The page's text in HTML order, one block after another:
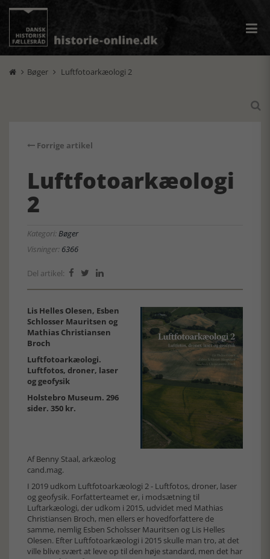
 Bøger  Luftfotoarkæologi 2

Forrige artikel
Luftfotoarkæologi
2
Kategori:Bøger
Visninger: 6366
Del artikel:   
Lis Helles Olesen, Esben
Schlosser Mauritsen og
Mathias Christiansen
Broch
Luftfotoarkæologi.
Luftfotos, droner, laser
og geofysik
Holstebro Museum. 296
sider. 350 kr.
Af Benny Staal, arkæolog
cand.mag.
I 2019 udkom Luftfotoarkæologi 2 - Luftfotos, droner, laser
og geofysik. Forfatterteamet er, i modsætning til
Luftarkæologi, der udkom i 2015, udvidet med Mathias
Christiansen Broch, men ellers er hovedforfattere de
samme, nemlig Esben Scholsser Mauritsen og Lis Helles
Olesen. Efter Luftfotoarkæologi i 2015 skulle man tro, at det
ville blive svært at leve op til den høje standard, men det har